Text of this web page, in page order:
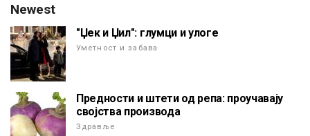
Newest
"Џек и Џил": глумци и улоге
Уметност и забава
Предности и штети од репа: проучавају
својства производа
Здравље